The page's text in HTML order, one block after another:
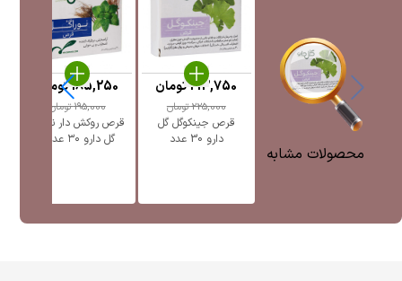
محصولات مشابه
قرص جینکوگل گل
دارو 30 عدد
225,000تومان
213,750تومان
قرص روکش ‎دار نوراگل
گل دارو ۳۰ عددی
195,000تومان
185,250تومان